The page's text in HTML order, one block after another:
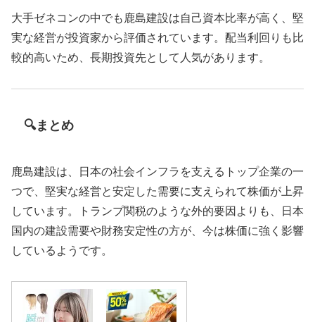
大手ゼネコンの中でも鹿島建設は自己資本比率が高く、堅
実な経営が投資家から評価されています。配当利回りも比
較的高いため、長期投資先として人気があります。
🔍まとめ
鹿島建設は、日本の社会インフラを支えるトップ企業の一
つで、堅実な経営と安定した需要に支えられて株価が上昇
しています。トランプ関税のような外的要因よりも、日本
国内の建設需要や財務安定性の方が、今は株価に強く影響
しているようです。